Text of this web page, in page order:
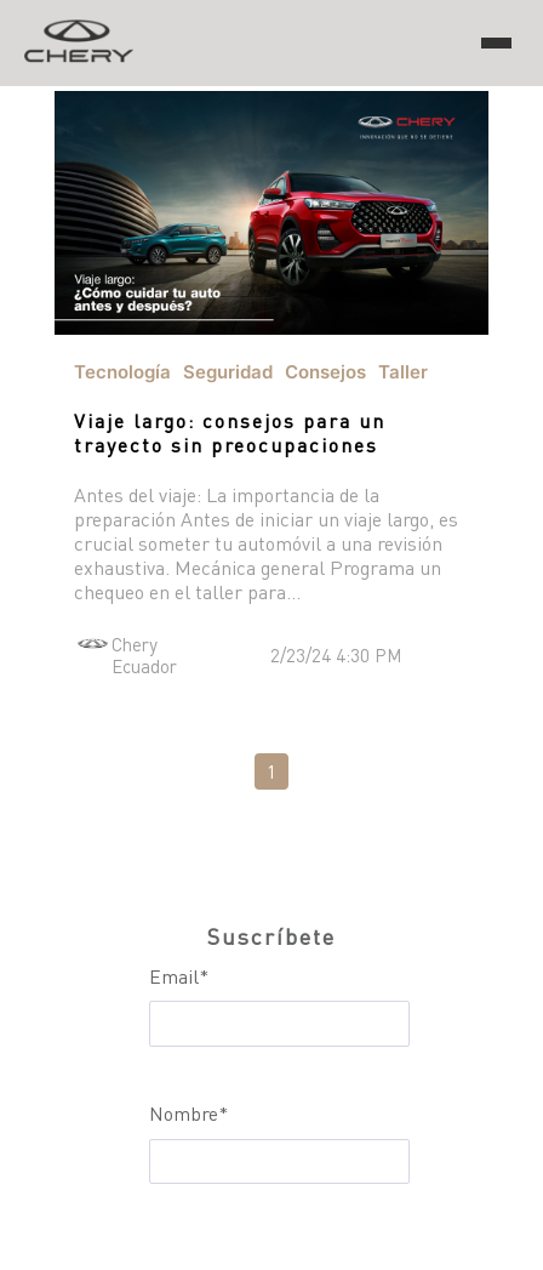
TIGGO
TIGGO 8 PRO
TIGGO 7 PRO MAX
TIGGO 4 PRO
ARRIZO
CHERY EV
TIGGO 7 PHEV "CSH"
TIGGO 8 PHEV "CSH"
TIGGO 9 PHEV "CSH"
HIMLA 4X2
HIMLA 4X4
NOTICIAS
Tecnología Seguridad Consejos Taller
Viaje largo: consejos para un
trayecto sin preocupaciones
Antes del viaje: La importancia de la
preparación Antes de iniciar un viaje largo, es
crucial someter tu automóvil a una revisión
exhaustiva. Mecánica general Programa un
chequeo en el taller para...
Chery
Ecuador
2/23/24 4:30 PM
1
Suscríbete
Email*
Nombre*